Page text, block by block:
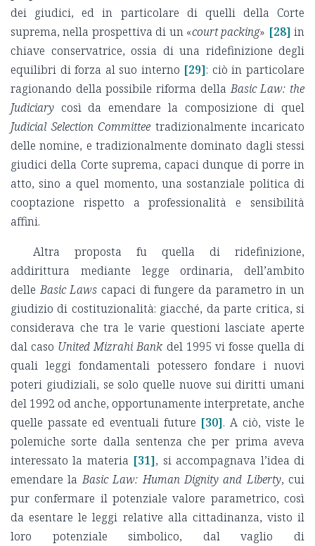
dei giudici, ed in particolare di quelli della Corte
suprema, nella prospettiva di un «court packing» [28] in
chiave conservatrice, ossia di una ridefinizione degli
equilibri di forza al suo interno [29]: ciò in particolare
ragionando della possibile riforma dellaBasic Law: the
Judiciary così da emendare la composizione di quel
Judicial Selection Committee tradizionalmente incaricato
delle nomine, e tradizionalmente dominato dagli stessi
giudici della Corte suprema, capaci dunque di porre in
atto, sino a quel momento, una sostanziale politica di
cooptazione rispetto a professionalità e sensibilità
affini.
Altra proposta fu quella di ridefinizione,
addirittura mediante legge ordinaria, dell’ambito
delleBasic Laws capaci di fungere da parametro in un
giudizio di costituzionalità: giacché, da parte critica, si
considerava che tra le varie questioni lasciate aperte
dal caso United Mizrahi Bankdel 1995 vi fosse quella di
quali leggi fondamentali potessero fondare i nuovi
poteri giudiziali, se solo quelle nuove sui diritti umani
del 1992 od anche, opportunamente interpretate, anche
quelle passate ed eventuali future [30]. A ciò, viste le
polemiche sorte dalla sentenza che per prima aveva
interessato la materia [31], si accompagnava l’idea di
emendare laBasic Law: Human Dignity and Liberty, cui
pur confermare il potenziale valore parametrico, così
da esentare le leggi relative alla cittadinanza, visto il
loro potenziale simbolico, dal vaglio di